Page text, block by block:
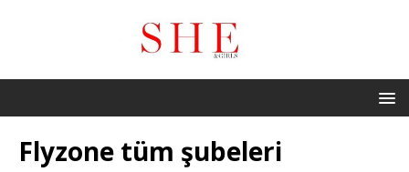
Flyzone tüm şubeleri